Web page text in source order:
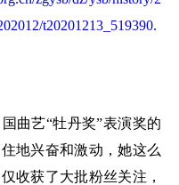
t20201213_519390.
艺“牡丹奖”表演奖的
地兴奋和激动，她这么
收获了大批粉丝关注，